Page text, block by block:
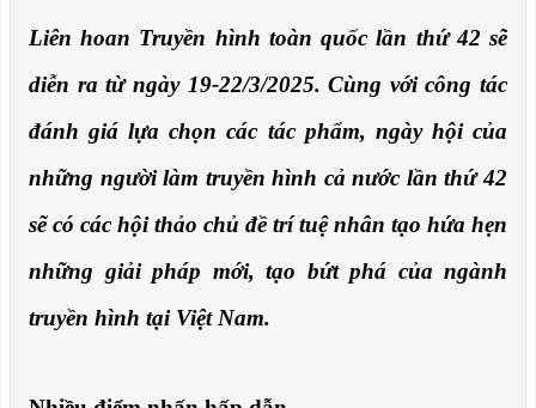
Liên hoan Truyền hình toàn quốc lần thứ 42 sẽ
diễn ra từ ngày 19-22/3/2025. Cùng với công tác
đánh giá lựa chọn các tác phẩm, ngày hội của
những người làm truyền hình cả nước lần thứ 42
sẽ có các hội thảo chủ đề trí tuệ nhân tạo hứa hẹn
những giải pháp mới, tạo bứt phá của ngành
truyền hình tại Việt Nam.